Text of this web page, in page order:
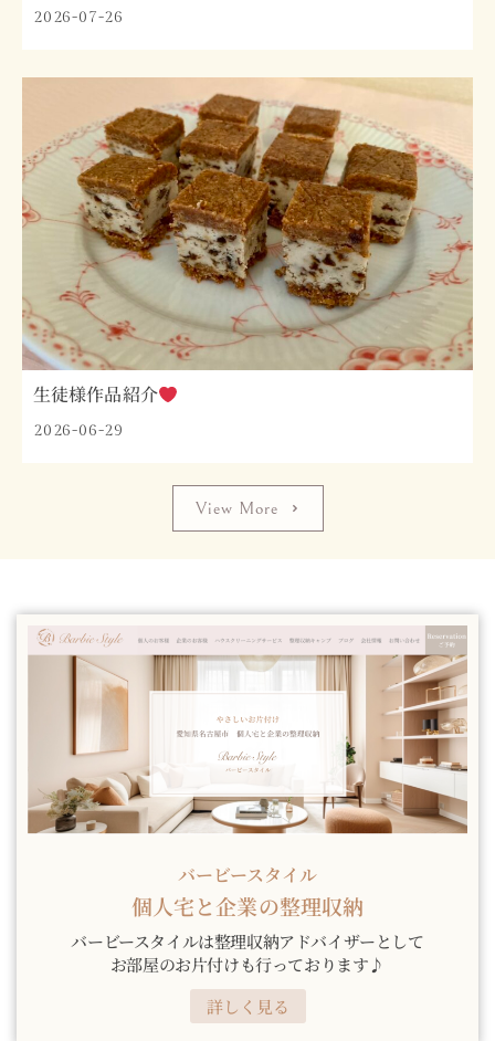
2026-07-26
生徒様作品紹介
2026-06-29
View More
バービースタイル
個人宅と企業の整理収納
バービースタイルは整理収納アドバイザーとして
お部屋のお片付けも行っております♪
詳しく見る